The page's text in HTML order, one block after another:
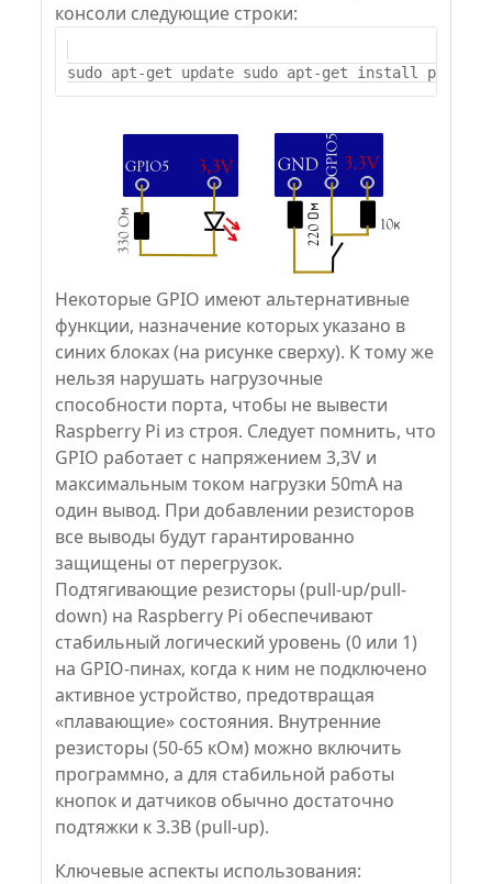
консоли следующие строки:
Некоторые GPIO имеют альтернативные
функции, назначение которых указано в
синих блоках (на рисунке сверху). К тому же
нельзя нарушать нагрузочные
способности порта, чтобы не вывести
Raspberry Pi из строя. Следует помнить, что
GPIO работает с напряжением 3,3V и
максимальным током нагрузки 50mA на
один вывод. При добавлении резисторов
все выводы будут гарантированно
защищены от перегрузок.
Подтягивающие резисторы (pull-up/pull-
down) на Raspberry Pi обеспечивают
стабильный логический уровень (0 или 1)
на GPIO-пинах, когда к ним не подключено
активное устройство, предотвращая
«плавающие» состояния. Внутренние
резисторы (50-65 кОм) можно включить
программно, а для стабильной работы
кнопок и датчиков обычно достаточно
подтяжки к 3.3В (pull-up).
Ключевые аспекты использования: